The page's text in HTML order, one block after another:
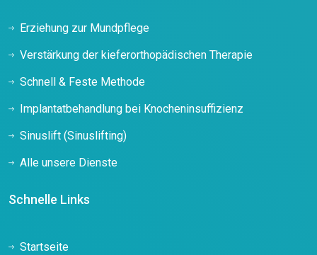
Erziehung zur Mundpflege
Verstärkung der kieferorthopädischen Therapie
Schnell & Feste Methode
Implantatbehandlung bei Knocheninsuffizienz
Sinuslift (Sinuslifting)
Alle unsere Dienste
Schnelle Links
Startseite